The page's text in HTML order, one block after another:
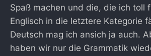
Spaß machen und die, die ich toll
Englisch in die letztere Kategorie
Deutsch mag ich ansich ja auch.
haben wir nur die Grammatik